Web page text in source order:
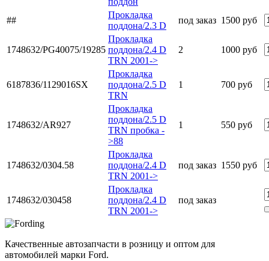
##
Прокладка
поддона/2.3 D
под заказ 1500 руб
1748632/PG40075/19285
Прокладка
поддона/2.4 D
TRN 2001->
2 1000 руб
6187836/1129016SX
Прокладка
поддона/2.5 D
TRN
1 700 руб
1748632/AR927
Прокладка
поддона/2.5 D
TRN пробка -
>88
1 550 руб
1748632/0304.58
Прокладка
поддона/2.4 D
TRN 2001->
под заказ 1550 руб
1748632/030458
Прокладка
поддона/2.4 D
TRN 2001->
под заказ
Качественные автозапчасти в розницу и оптом для
автомобилей марки Ford.